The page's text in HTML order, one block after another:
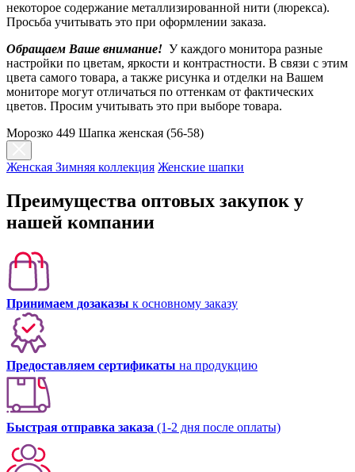
некоторое содержание металлизированной нити (люрекса).
Просьба учитывать это при оформлении заказа.
Обращаем Ваше внимание! У каждого монитора разные
настройки по цветам, яркости и контрастности. В связи с этим
цвета самого товара, а также рисунка и отделки на Вашем
мониторе могут отличаться по оттенкам от фактических
цветов. Просим учитывать это при выборе товара.
Морозко 449 Шапка женская (56-58)
Женская Зимняя коллекция Женские шапки
Преимущества оптовых закупок у
нашей компании
Принимаем дозаказы к основному заказу
Предоставляем сертификаты на продукцию
Быстрая отправка заказа (1-2 дня после оплаты)